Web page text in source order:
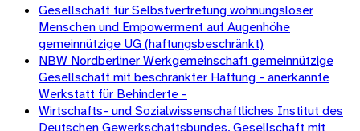
Gesellschaft für Selbstvertretung wohnungsloser
Menschen und Empowerment auf Augenhöhe
gemeinnützige UG (haftungsbeschränkt)
NBW Nordberliner Werkgemeinschaft gemeinnützige
Gesellschaft mit beschränkter Haftung - anerkannte
Werkstatt für Behinderte -
Wirtschafts- und Sozialwissenschaftliches Institut des
Deutschen Gewerkschaftsbundes, Gesellschaft mit